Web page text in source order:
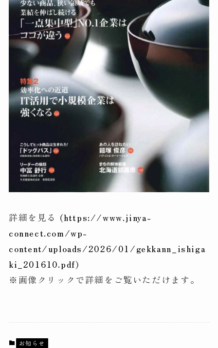
詳細を見る (https://www.jinya-
connect.com/wp-
content/uploads/2026/01/gekkann_ishiga
ki_201610.pdf)
※画像クリックで詳細をご覧いただけます。
お知らせ